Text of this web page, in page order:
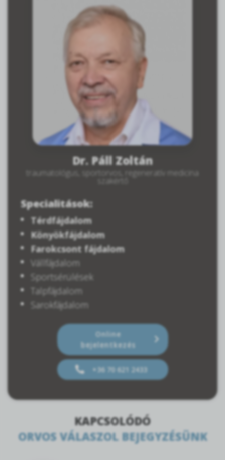
Dr. Páll Zoltán
traumatológus, sportorvos, regeneratív medicina
szakértő
Specialitások:
Térdfájdalom
Könyökfájdalom
Farokcsont fájdalom
Vállfájdalom
Sportsérülések
Talpfájdalom
Sarokfájdalom
Online
bejelentkezés
+36 70 621 2433
KAPCSOLÓDÓ
ORVOS VÁLASZOL BEJEGYZÉSÜNK